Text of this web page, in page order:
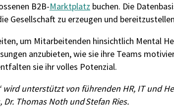
B2B-Marktplatz buchen. Die Daten
Gesellschaft zu erzeugen und
um Mitarbeitenden hinsichtlich Mental
anzubieten, wie sie ihre Teams
sie ihr volles Potenzial.
unterstützt von führenden HR, IT und
Thomas Noth und Stefan Ries.